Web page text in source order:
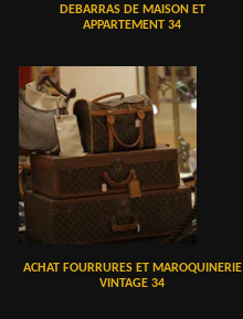
DEBARRAS DE MAISON ET
APPARTEMENT 34
ACHAT FOURRURES ET MAROQUINERIE
VINTAGE 34